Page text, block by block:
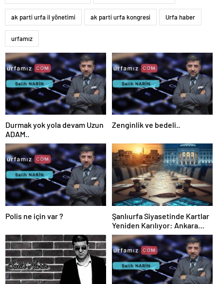
ak parti urfa il yönetimi ak parti urfa kongresi Urfa haber
urfamız
Durmak yok yola devam Uzun
ADAM..
Zenginlik ve bedeli..
Polis ne için var ?
Şanlıurfa Siyasetinde Kartlar
Yeniden Karılıyor: Ankara
Kulislere Ne Mesaj Gönderdi?